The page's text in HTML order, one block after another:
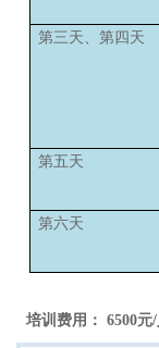
第三天、第四天
第五天
第六天
培训费用： 6500元/